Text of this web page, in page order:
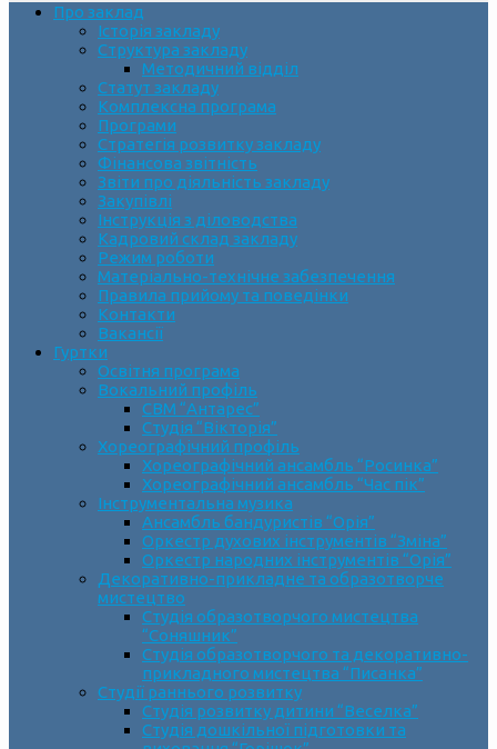
Про заклад
Історія закладу
Структура закладу
Методичний відділ
Статут закладу
Комплексна програма
Програми
Стратегія розвитку закладу
Фінансова звітність
Звіти про діяльність закладу
Закупівлі
Інструкція з діловодства
Кадровий склад закладу
Режим роботи
Матеріально-технічне забезпечення
Правила прийому та поведінки
Контакти
Вакансії
Гуртки
Освітня програма
Вокальний профіль
СВМ “Антарес”
Студія “Вікторія”
Хореографічний профіль
Хореографічний ансамбль “Росинка”
Хореографічний ансамбль “Час пік”
Інструментальна музика
Ансамбль бандуристів “Орія”
Оркестр духових інструментів “Зміна”
Оркестр народних інструментів “Орія”
Декоративно-прикладне та образотворче
мистецтво
Cтудія образотворчого мистецтва
“Соняшник”
Студія образотворчого та декоративно-
прикладного мистецтва “Писанка”
Студії раннього розвитку
Студія розвитку дитини “Веселка”
Студія дошкільної підготовки та